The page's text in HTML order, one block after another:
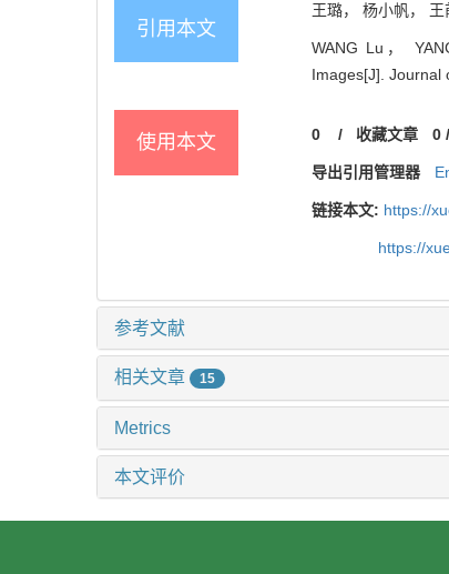
引用本文
王璐， 杨小帆，
WANG Lu，
Images[J]. Journal
使用本文 0 / 收藏文章 0
导出引用管理器
链接本文: https://
https://
参考文献
相关文章 15
Metrics
本文评价